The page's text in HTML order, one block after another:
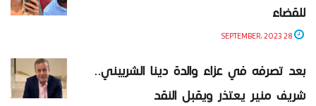
للقضاء
بعد تصرفه في عزاء والدة دينا الشربيني..
شريف منير يعتذر ويقبل النقد